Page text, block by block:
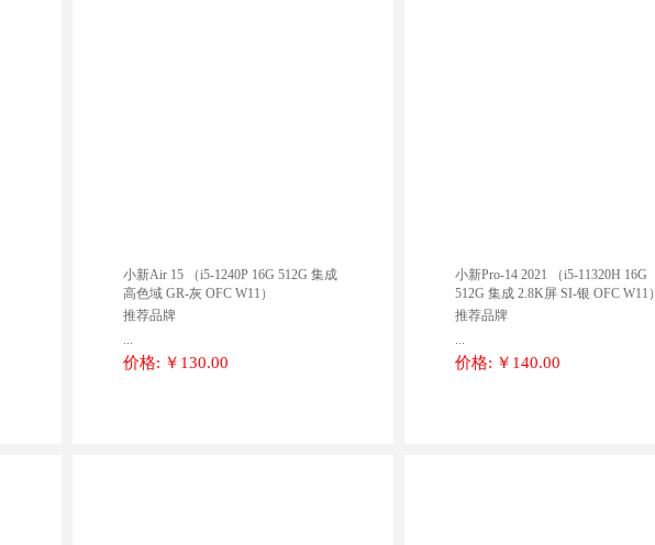
小新Air 15 （i5-1240P 16G 512G 集成
高色域 GR-灰 OFC W11）
推荐品牌
...
价格: ￥130.00
小新Pro-14 2021 （i5-11320H 16G
512G 集成 2.8K屏 SI-银 OFC W11）
推荐品牌
...
价格: ￥140.00